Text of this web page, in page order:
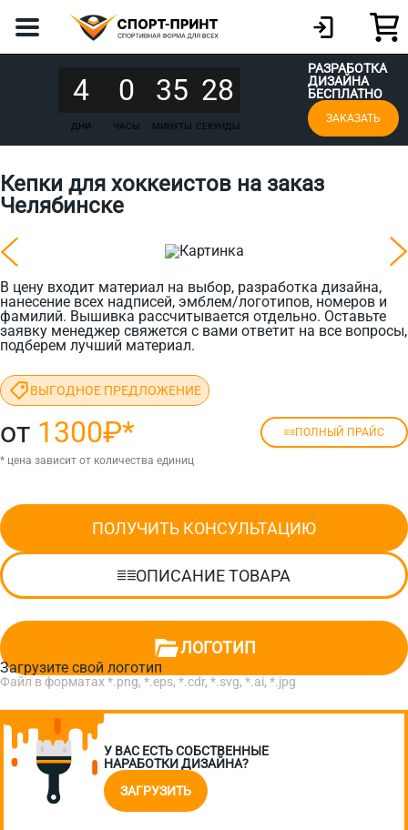
4
ДНИ
0
ЧАСЫ
35
МИНУТЫ
28
СЕКУНДЫ
РАЗРАБОТКА
ДИЗАЙНА
БЕСПЛАТНО
ЗАКАЗАТЬ
Кепки для хоккеистов на заказ
Челябинске
В цену входит материал на выбор, разработка дизайна,
нанесение всех надписей, эмблем/логотипов, номеров и
фамилий. Вышивка рассчитывается отдельно. Оставьте
заявку менеджер свяжется с вами ответит на все вопросы,
подберем лучший материал.
ВЫГОДНОЕ ПРЕДЛОЖЕНИЕ
от 1300₽* ПОЛНЫЙ ПРАЙС
* цена зависит от количества единиц
ПОЛУЧИТЬ КОНСУЛЬТАЦИЮ
ОПИСАНИЕ ТОВАРА
ЛОГОТИП
Загрузите свой логотип
Файл в форматах *.png, *.eps, *.cdr, *.svg, *.ai, *.jpg
У ВАС ЕСТЬ СОБСТВЕННЫЕ
НАРАБОТКИ ДИЗАЙНА?
ЗАГРУЗИТЬ